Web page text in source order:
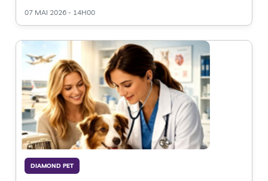
07 MAI 2026 - 14H00
DIAMOND PET